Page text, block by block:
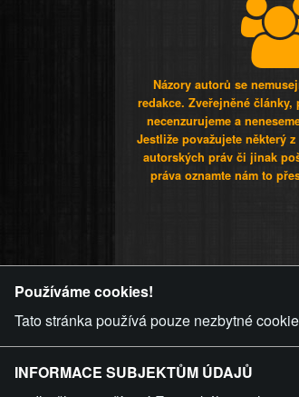
Názory autorů se
redakce. Zveřejněné
necenzurujeme a
Jestliže považujete některý
autorských práv či jinak
práva oznamte nám to
Používáme cookies!
Tato stránka používá pouze nezbytné
INFORMACE SUBJEKTŮM ÚDAJŮ